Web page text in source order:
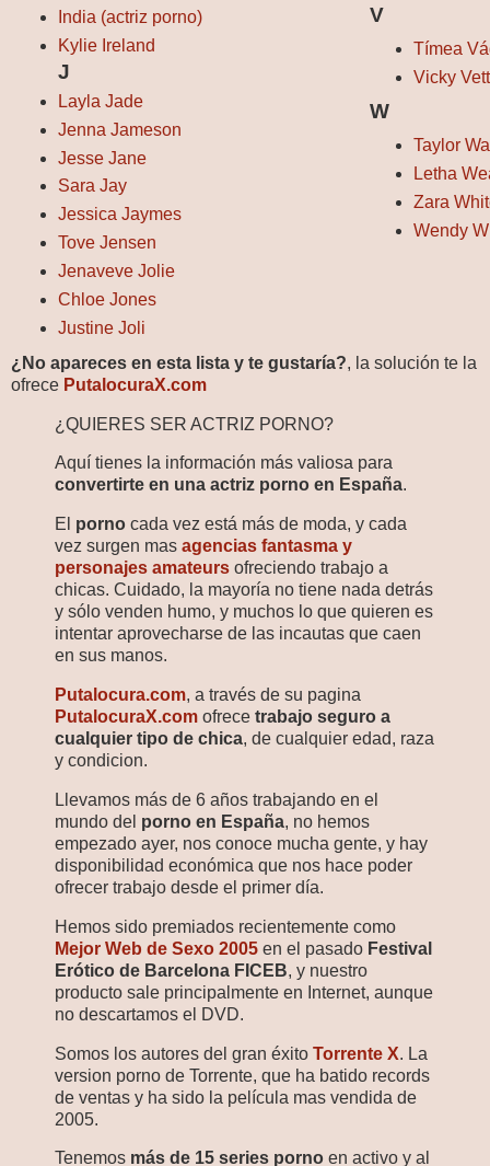
India (actriz porno)
Kylie Ireland
J
Layla Jade
Jenna Jameson
Jesse Jane
Sara Jay
Jessica Jaymes
Tove Jensen
Jenaveve Jolie
Chloe Jones
Justine Joli
V
Tímea
Vicky
W
Taylor
Letha
Zara
Wendy
¿No apareces en esta lista y te gustaría?, la solución te la
ofrece PutalocuraX.com
¿QUIERES SER ACTRIZ PORNO?
Aquí tienes la información más valiosa para
convertirte en una actriz porno en España.
El porno cada vez está más de moda, y cada
vez surgen mas agencias fantasma y
personajes amateurs ofreciendo trabajo a
chicas. Cuidado, la mayoría no tiene nada detrás
y sólo venden humo, y muchos lo que quieren es
intentar aprovecharse de las incautas que caen
en sus manos.
Putalocura.com, a través de su pagina
PutalocuraX.com ofrece trabajo seguro a
cualquier tipo de chica, de cualquier edad, raza
y condicion.
Llevamos más de 6 años trabajando en el
mundo del porno en España, no hemos
empezado ayer, nos conoce mucha gente, y hay
disponibilidad económica que nos hace poder
ofrecer trabajo desde el primer día.
Hemos sido premiados recientemente como
Mejor Web de Sexo 2005 en el pasado Festival
Erótico de Barcelona FICEB, y nuestro
producto sale principalmente en Internet, aunque
no descartamos el DVD.
Somos los autores del gran éxito Torrente X. La
version porno de Torrente, que ha batido records
de ventas y ha sido la película mas vendida de
2005.
Tenemos más de 15 series porno en activo y al